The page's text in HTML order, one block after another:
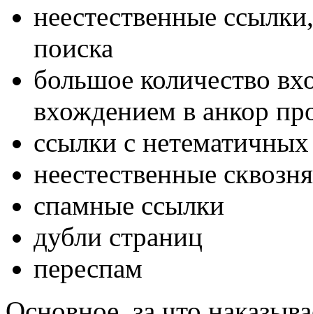
неестественные
поиска
большое количество
вхождением в анкор
ссылки с нетематичных
неестественные
спамные ссылки
дубли страниц
переспам